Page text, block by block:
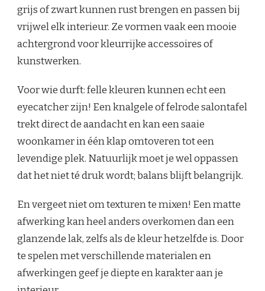
grijs of zwart kunnen rust brengen en passen bij
vrijwel elk interieur. Ze vormen vaak een mooie
achtergrond voor kleurrijke accessoires of
kunstwerken.
Voor wie durft: felle kleuren kunnen echt een
eyecatcher zijn! Een knalgele of felrode salontafel
trekt direct de aandacht en kan een saaie
woonkamer in één klap omtoveren tot een
levendige plek. Natuurlijk moet je wel oppassen
dat het niet té druk wordt; balans blijft belangrijk.
En vergeet niet om texturen te mixen! Een matte
afwerking kan heel anders overkomen dan een
glanzende lak, zelfs als de kleur hetzelfde is. Door
te spelen met verschillende materialen en
afwerkingen geef je diepte en karakter aan je